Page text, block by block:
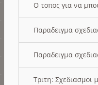
O τοπος για να
Παραδειγμα
Παραδειγμα
Τριτη: